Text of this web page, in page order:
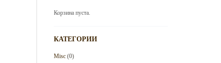
Корзина пуста.
КАТЕГОРИИ
Misc (0)